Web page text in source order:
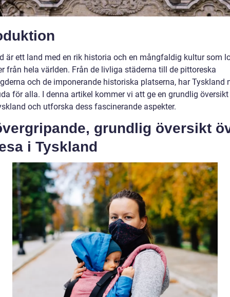
är ett land med en rik historia och en mångfaldig kultur som
från hela världen. Från de livliga städerna till de pittoreska
och de imponerande historiska platserna, har Tyskland
för alla. I denna artikel kommer vi att ge en grundlig
och utforska dess fascinerande aspekter.
grundlig översikt
i Tyskland